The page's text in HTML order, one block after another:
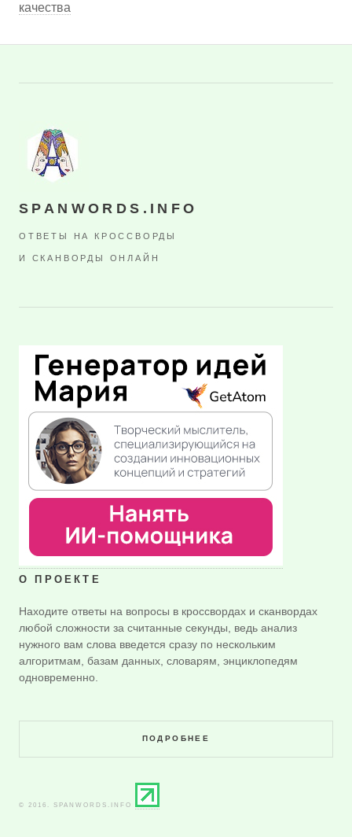
качества
SPANWORDS.INFO
ОТВЕТЫ НА КРОССВОРДЫ
И СКАНВОРДЫ ОНЛАЙН
О ПРОЕКТЕ
Находите ответы на вопросы в кроссвордах и сканвордах
любой сложности за считанные секунды, ведь анализ
нужного вам слова введется сразу по нескольким
алгоритмам, базам данных, словарям, энциклопедям
одновременно.
ПОДРОБНЕЕ
© 2016. SPANWORDS.INFO